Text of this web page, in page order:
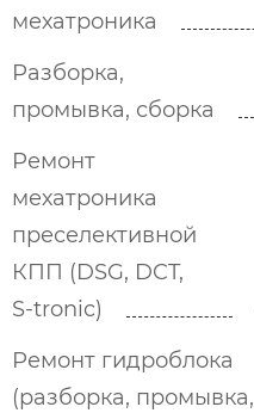
мехатроника
Разборка,
промывка, сборка
Ремонт
мехатроника
преселективной
КПП (DSG, DCT,
S-tronic)
Ремонт гидроблока
(разборка, промывка,